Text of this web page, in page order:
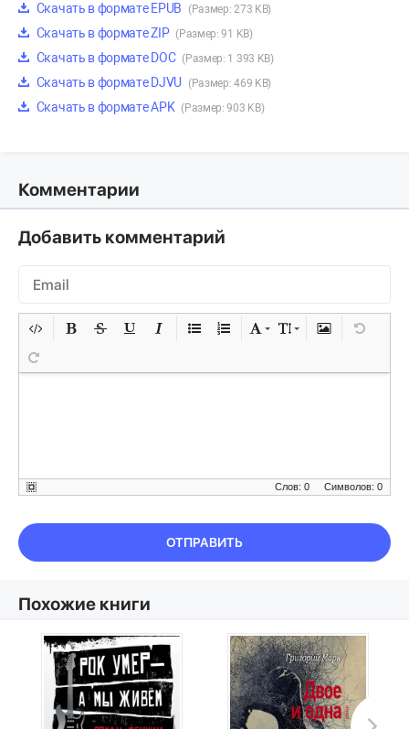
Скачать в формате EPUB (Размер: 273 KB)
Скачать в формате ZIP (Размер: 91 KB)
Скачать в формате DOC (Размер: 1 393 KB)
Скачать в формате DJVU (Размер: 469 KB)
Скачать в формате APK (Размер: 903 KB)
Комментарии
Добавить комментарий
Символов: 0
Слов: 0
ОТПРАВИТЬ
Похожие книги